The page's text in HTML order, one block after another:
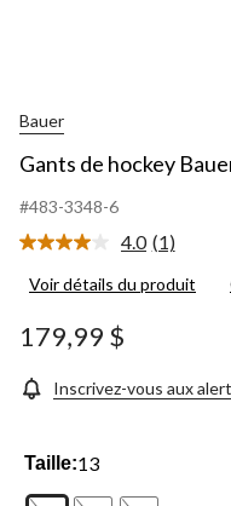
Bauer
Gants de hockey
#483-3348-6
4.0 Lire
page.
(1)
Voir détails du produit
179,99 $
Inscrivez-vous aux
Taille:13